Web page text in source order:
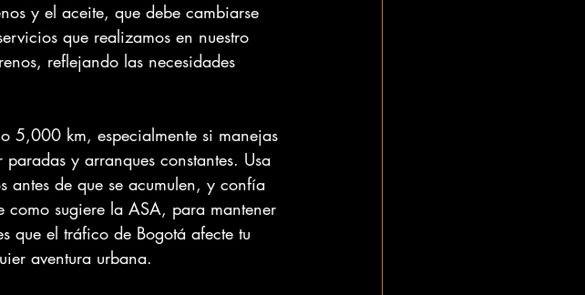
y el aceite, que debe cambiarse
que realizamos en nuestro
reflejando las necesidades
5,000 km, especialmente si manejas
y arranques constantes. Usa
antes de que se acumulen, y confía
como sugiere la ASA, para mantener
que el tráfico de Bogotá afecte tu
aventura urbana.